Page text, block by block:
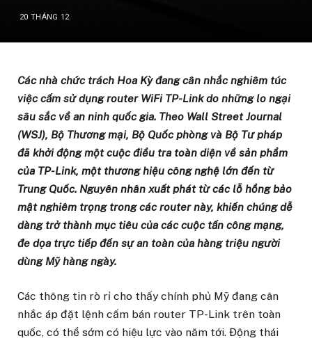
20 THÁNG 12
Các nhà chức trách Hoa Kỳ đang cân nhắc nghiêm túc
việc cấm sử dụng router WiFi TP-Link do những lo ngại
sâu sắc về an ninh quốc gia. Theo Wall Street Journal
(WSJ), Bộ Thương mại, Bộ Quốc phòng và Bộ Tư pháp
đã khởi động một cuộc điều tra toàn diện về sản phẩm
của TP-Link, một thương hiệu công nghệ lớn đến từ
Trung Quốc. Nguyên nhân xuất phát từ các lỗ hổng bảo
mật nghiêm trọng trong các router này, khiến chúng dễ
dàng trở thành mục tiêu của các cuộc tấn công mạng,
đe dọa trực tiếp đến sự an toàn của hàng triệu người
dùng Mỹ hàng ngày.
Các thông tin rò rỉ cho thấy chính phủ Mỹ đang cân
nhắc áp đặt lệnh cấm bán router TP-Link trên toàn
quốc, có thể sớm có hiệu lực vào năm tới. Động thái